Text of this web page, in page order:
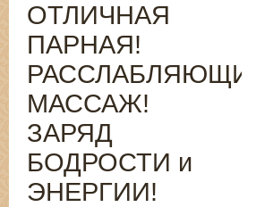
ОТЛИЧНАЯ
ПАРНАЯ!
РАССЛАБЛЯЮЩИЙ
МАССАЖ!
ЗАРЯД
БОДРОСТИ и
ЭНЕРГИИ!